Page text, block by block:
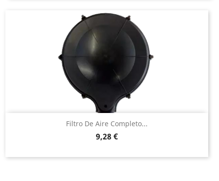
Filtro De Aire Completo...
Precio
9,28 €